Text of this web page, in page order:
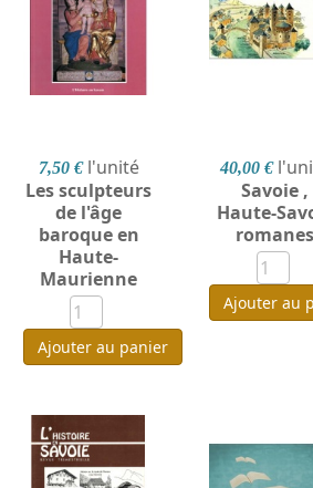
7,50 € l'unité
Les sculpteurs
de l'âge
baroque en
Haute-
Maurienne
Ajouter au panier
40,00 €
Savoie ,
Haute-
romanes
Ajouter au